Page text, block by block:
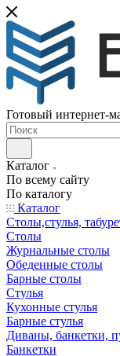
Готовый интернет-
Каталог
По всему сайту
По каталогу
Каталог
Столы,стулья,
Столы
Журнальные столы
Обеденные столы
Барные столы
Стулья
Кухонные стулья
Барные стулья
Диваны, банкетки,
Банкетки